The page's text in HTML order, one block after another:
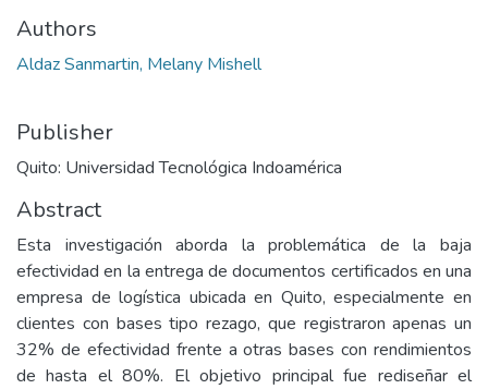
Authors
Aldaz Sanmartin, Melany Mishell
Publisher
Quito: Universidad Tecnológica Indoamérica
Abstract
Esta investigación aborda la problemática de la baja
efectividad en la entrega de documentos certificados en una
empresa de logística ubicada en Quito, especialmente en
clientes con bases tipo rezago, que registraron apenas un
32% de efectividad frente a otras bases con rendimientos
de hasta el 80%. El objetivo principal fue rediseñar el